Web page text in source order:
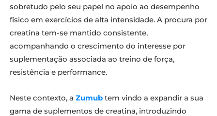
sobretudo pelo seu papel no apoio ao desempenho
físico em exercícios de alta intensidade. A procura por
creatina tem-se mantido consistente,
acompanhando o crescimento do interesse por
suplementação associada ao treino de força,
resistência e performance.
Neste contexto, a Zumub tem vindo a expandir a sua
gama de suplementos de creatina, introduzindo